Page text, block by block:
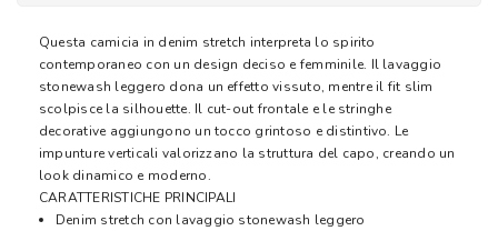
Questa camicia in denim stretch interpreta lo spirito
contemporaneo con un design deciso e femminile. Il lavaggio
stonewash leggero dona un effetto vissuto, mentre il fit slim
scolpisce la silhouette. Il cut-out frontale e le stringhe
decorative aggiungono un tocco grintoso e distintivo. Le
impunture verticali valorizzano la struttura del capo, creando un
look dinamico e moderno.
CARATTERISTICHE PRINCIPALI
Denim stretch con lavaggio stonewash leggero